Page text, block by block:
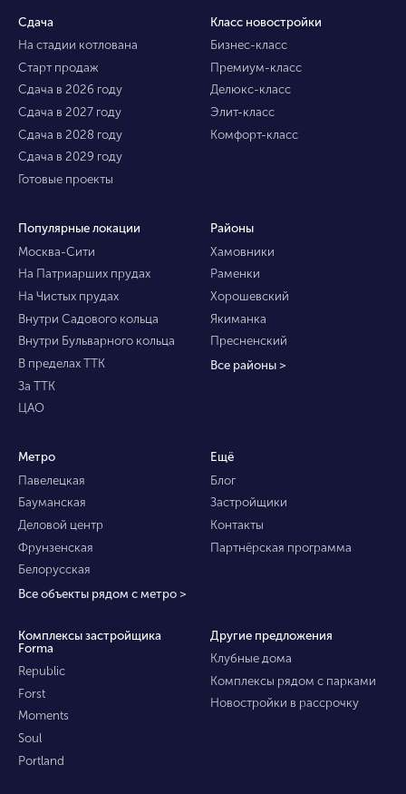
Сдача
На стадии котлована
Старт продаж
Сдача в 2026 году
Сдача в 2027 году
Сдача в 2028 году
Сдача в 2029 году
Готовые проекты
Класс новостройки
Бизнес-класс
Премиум-класс
Делюкс-класс
Элит-класс
Комфорт-класс
Популярные локации
Москва-Сити
На Патриарших прудах
На Чистых прудах
Внутри Садового кольца
Внутри Бульварного кольца
В пределах ТТК
За ТТК
ЦАО
Районы
Хамовники
Раменки
Хорошевский
Якиманка
Пресненский
Все районы >
Метро
Павелецкая
Бауманская
Деловой центр
Фрунзенская
Белорусская
Все объекты рядом с метро >
Ещё
Блог
Застройщики
Контакты
Партнёрская программа
Комплексы застройщика
Forma
Republic
Forst
Moments
Soul
Portland
Другие предложения
Клубные дома
Комплексы рядом с парками
Новостройки в рассрочку